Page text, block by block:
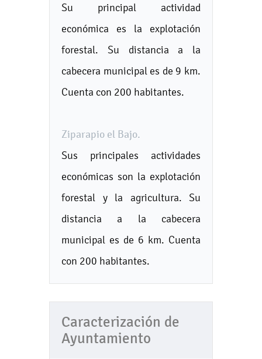
Su principal actividad
económica es la explotación
forestal. Su distancia a la
cabecera municipal es de 9 km.
Cuenta con 200 habitantes.
Ziparapio el Bajo.
Sus principales actividades
económicas son la explotación
forestal y la agricultura. Su
distancia a la cabecera
municipal es de 6 km. Cuenta
con 200 habitantes.
Caracterización de
Ayuntamiento